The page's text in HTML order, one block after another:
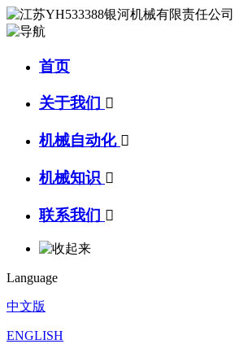
首页
关于我们 
机械自动化 
机械知识 
联系我们 
Language
中文版
ENGLISH